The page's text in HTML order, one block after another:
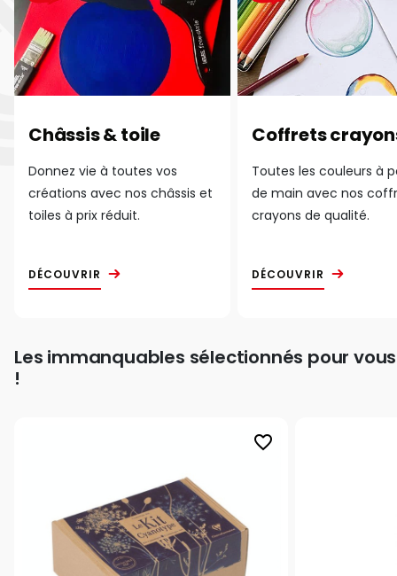
Châssis & toile
Donnez vie à toutes vos
créations avec nos châssis et
toiles à prix réduit.
DÉCOUVRIR
Coffrets
Toutes les couleurs à
de main avec nos
crayons de qualité.
DÉCOUVRIR
Les immanquables sélectionnés pour vous
!
favorite_border